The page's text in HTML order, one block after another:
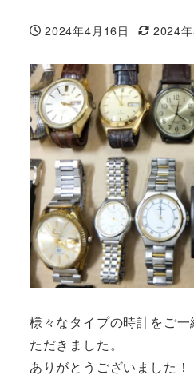
投稿日
2024年4月16日
更新日
2024
様々なタイプの時計をご
ただきました。
ありがとうございました！